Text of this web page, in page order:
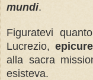
mundi.
Figuratevi
Lucrezio,
alla sacra
esisteva.